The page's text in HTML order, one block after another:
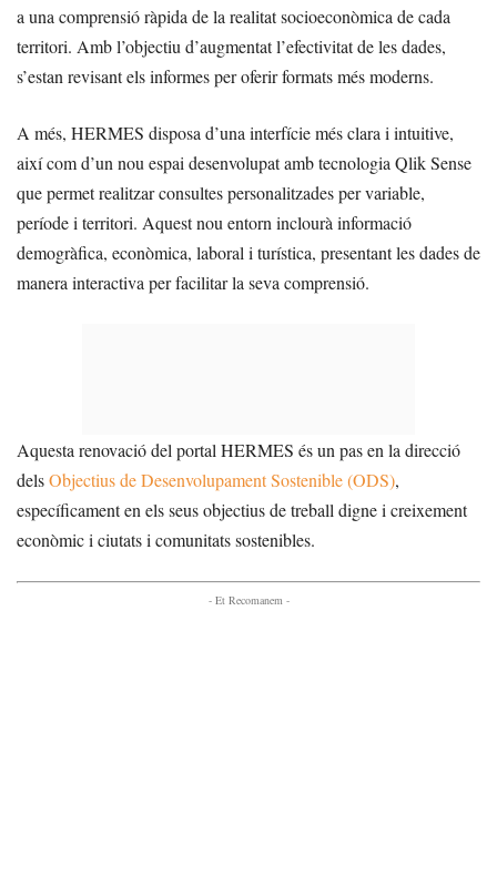
a una comprensió ràpida de la realitat socioeconòmica de cada
territori. Amb l’objectiu d’augmentat l’efectivitat de les dades,
s’estan revisant els informes per oferir formats més moderns.
A més, HERMES disposa d’una interfície més clara i intuitive,
així com d’un nou espai desenvolupat amb tecnologia Qlik Sense
que permet realitzar consultes personalitzades per variable,
període i territori. Aquest nou entorn inclourà informació
demogràfica, econòmica, laboral i turística, presentant les dades de
manera interactiva per facilitar la seva comprensió.
Aquesta renovació del portal HERMES és un pas en la direcció
delsObjectius de Desenvolupament Sostenible (ODS),
específicament en els seus objectius de treball digne i creixement
econòmic i ciutats i comunitats sostenibles.
- Et Recomanem -